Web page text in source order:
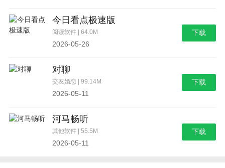
今日看点极速版
阅读软件 | 64.0M
2026-05-26
下载
对聊
交友婚恋 | 99.14M
2026-05-11
下载
河马畅听
其他软件 | 55.5M
2026-05-11
下载